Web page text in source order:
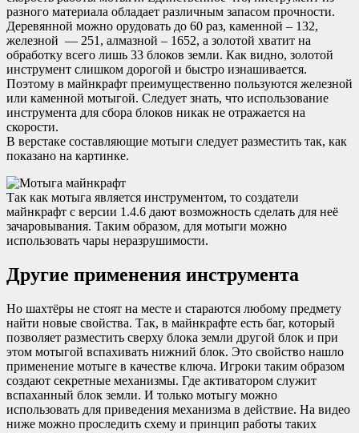
разного материала обладает различным запасом прочности.
Деревянной можно орудовать до 60 раз, каменной – 132,
железной — 251, алмазной – 1652, а золотой хватит на
обработку всего лишь 33 блоков земли. Как видно, золотой
инструмент слишком дорогой и быстро изнашивается.
Поэтому в майнкрафт преимущественно пользуются железной
или каменной мотыгой. Следует знать, что использование
инструмента для сбора блоков никак не отражается на
скорости.
В верстаке составляющие мотыги следует разместить так, как
показано на картинке.
Так как мотыга является инструментом, то создатели
майнкрафт с версии 1.4.6 дают возможность сделать для неё
зачаровывания. Таким образом, для мотыги можно
использовать чары неразрушимости.
Другие применения инструмента
Но шахтёры не стоят на месте и стараются любому предмету
найти новые свойства. Так, в майнкрафте есть баг, который
позволяет разместить сверху блока земли другой блок и при
этом мотыгой вспахивать нижний блок. Это свойство нашло
применение мотыге в качестве ключа. Игроки таким образом
создают секретные механизмы. Где активатором служит
вспаханный блок земли. И только мотыгу можно
использовать для приведения механизма в действие. На видео
ниже можно проследить схему и принцип работы таких